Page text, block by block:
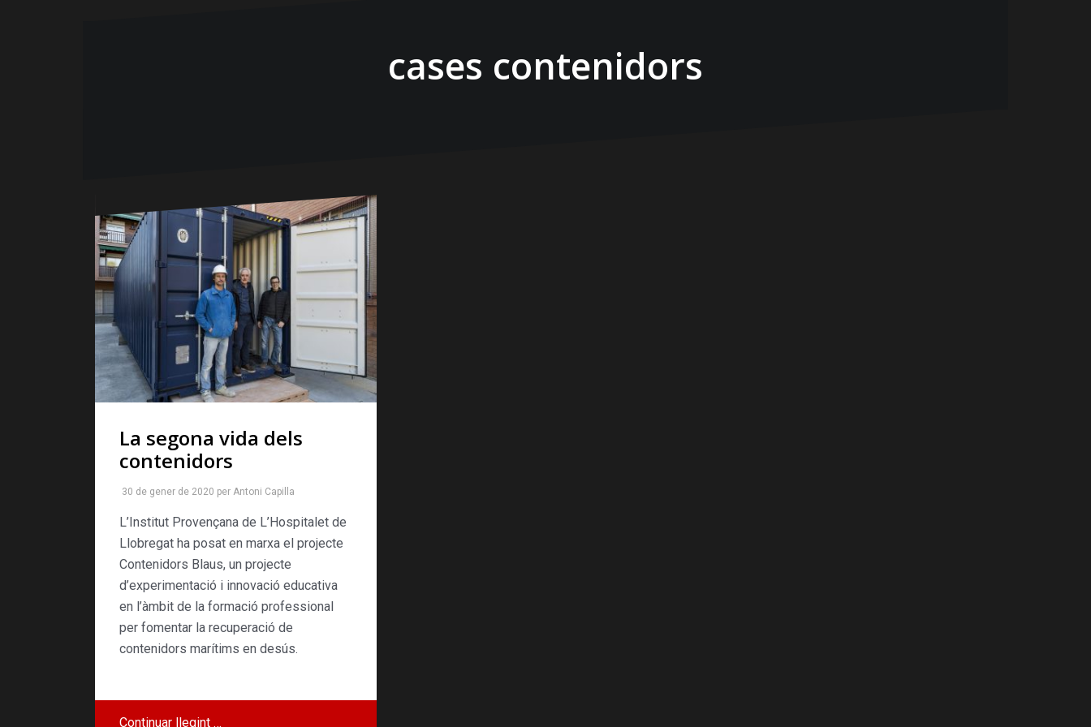
cases contenidors
La segona vida dels
contenidors
30 de gener de 2020 per Antoni Capilla
L’Institut Provençana de L’Hospitalet de
Llobregat ha posat en marxa el projecte
Contenidors Blaus, un projecte
d’experimentació i innovació educativa
en l’àmbit de la formació professional
per fomentar la recuperació de
contenidors marítims en desús.
Continuar llegint …